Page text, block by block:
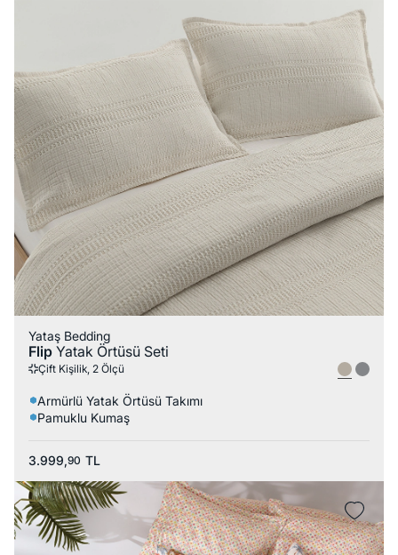
Yataş Bedding
Flip Yatak Örtüsü Seti
Çift Kişilik, 2 Ölçü
Armürlü Yatak Örtüsü Takımı
Pamuklu Kumaş
3.999,90 TL